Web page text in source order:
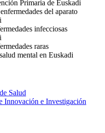
Primaria de Euskadi
del aparato
infecciosas
raras
mental en Euskadi
Salud
Innovación e Investigación